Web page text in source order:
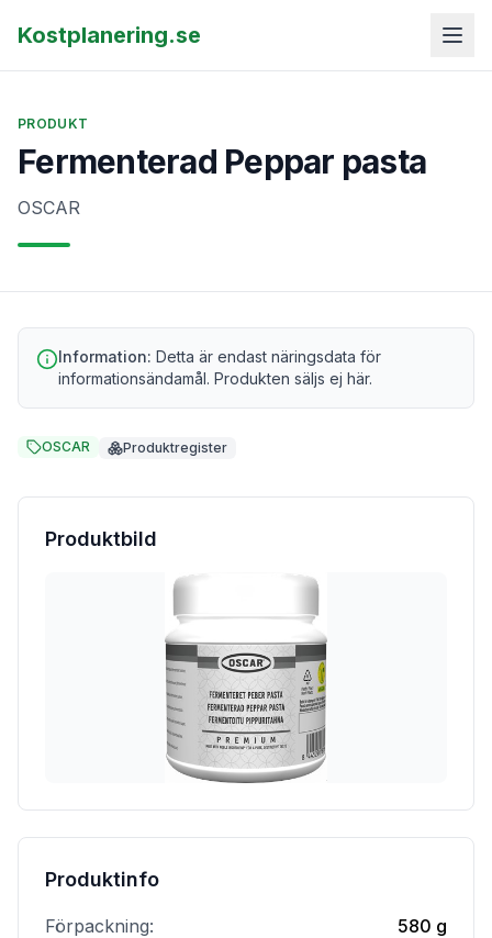
Kostplanering.se
PRODUKT
Fermenterad Peppar pasta
OSCAR
Information: Detta är endast näringsdata för
informationsändamål. Produkten säljs ej här.
OSCAR Produktregister
Produktbild
Produktinfo
Förpackning:
580 g